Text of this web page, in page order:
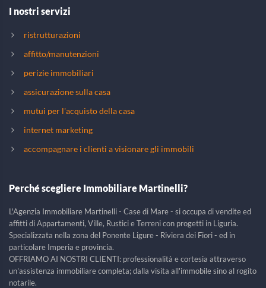
I nostri servizi
ristrutturazioni
affitto/manutenzioni
perizie immobiliari
assicurazione sulla casa
mutui per l'acquisto della casa
internet marketing
accompagnare i clienti a visionare gli immobili
Perché scegliere Immobiliare Martinelli?
L'Agenzia Immobiliare Martinelli - Case di Mare - si occupa di vendite ed
affitti di Appartamenti, Ville, Rustici e Terreni con progetti in Liguria.
Specializzata nella zona del Ponente Ligure - Riviera dei Fiori - ed in
particolare Imperia e provincia.
OFFRIAMO AI NOSTRI CLIENTI: professionalità e cortesia attraverso
un'assistenza immobiliare completa; dalla visita all'immobile sino al rogito
notarile.